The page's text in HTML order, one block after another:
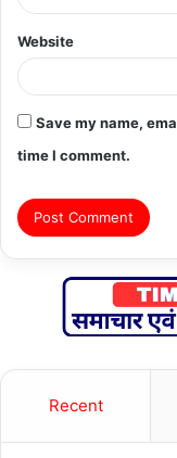
Website
Save my name,
time I comment.
Recent